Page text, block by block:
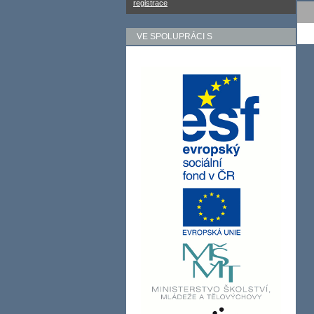
registrace
VE SPOLUPRÁCI S